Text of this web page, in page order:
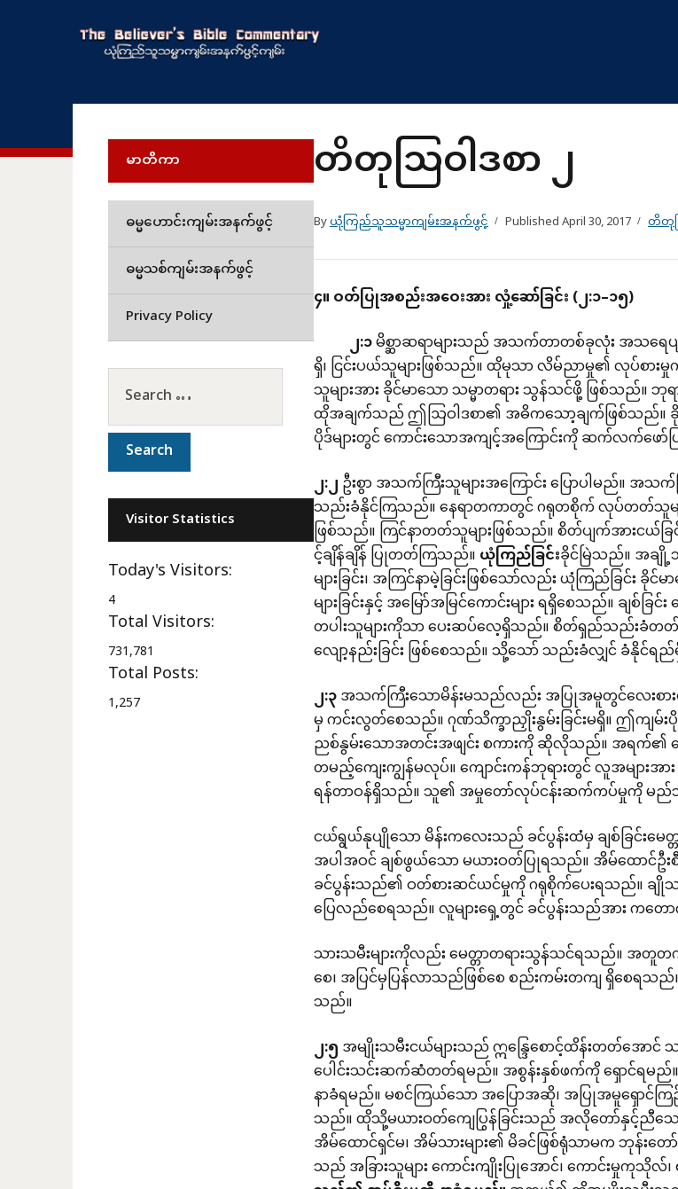
တိတုသြဝါဒစာ ၂
Byယုံကြည်သူသမ္မာကျမ်းအနက်ဖွင့် PublishedApril 30, 2017 တိတုသ
၄။ဝတ်ပြုအစည်းအဝေးအားလှုံ့ဆော်ခြင်း(၂:၁–၁၅)
၂:၁မိစ္ဆာဆရာများသည် အသက်တာတစ်ခုလုံး အသရေပ
ရှိ၊ ငြင်းပယ်သူများဖြစ်သည်။ ထိုမုသာ လိမ်ညာမှု၏ လုပ်စ
သူများအား ခိုင်မာသော သမ္မာတရား သွန်သင်ဖို့ ဖြစ်သည်
ထိုအချက်သည် ဤဩဝါဒစာ၏ အဓိကသော့ချက်ဖြစ်သည်။ ခို
ပိုဒ်များတွင် ကောင်းသောအကျင့်အကြောင်းကို ဆက်လက်ဖော်ပ
၂:၂ဦးစွာ အသက်ကြီးသူများအကြောင်း ပြောပါမည်။
သည်းခံနိုင်ကြသည်။ နေရာတကာတွင် ဂရုတစိုက် လုပ်တတ်သူမျာ
ဖြစ်သည်။ ကြင်နာတတ်သူများဖြစ်သည်။ စိတ်ပျက်အားငယ်
င့်ချိန်ချိန် ပြုတတ်ကြသည်။ယုံကြည်ခြင်းခိုင်မြဲသည်။ အချို့
များခြင်း၊ အကြင်နာမဲ့ခြင်းဖြစ်သော်လည်း ယုံကြည်ခြင်း ခိုင်
များခြင်းနှင့် အမြော်အမြင်ကောင်းများ ရရှိစေသည်။ ချ
တပါးသူများကိုသာ ပေးဆပ်လေ့ရှိသည်။ စိတ်ရှည်သည်းခံတ
လျော့နည်းခြင်း ဖြစ်စေသည်။ သို့သော် သည်းခံလျှင် ခံနိုင်ရ
၂:၃အသက်ကြီးသောမိန်းမသည်လည်း အပြုအမူတွင်လေးစာ
မှ ကင်းလွတ်စေသည်။ ဂုဏ်သိက္ခာညှိုးနွမ်းခြင်းမရှိ။ ဤကျမ်းပို
ညစ်နွမ်းသောအတင်းအဖျင်း စကားကို ဆိုလိုသည်။ အရက်၏ က
တမည့်ကျေးကျွန်မလုပ်။ ကျောင်းကန်ဘုရားတွင် လူအမျာ
ရန်တာဝန်ရှိသည်။ သူ၏ အမှုတော်လုပ်ငန်းဆက်ကပ်မှုကို မည်
ငယ်ရွယ်နုပျိုသော မိန်းကလေးသည် ခင်ပွန်းထံမှ ချစ်ခြင်းမ
အပါအဝင် ချစ်ဖွယ်သော မယားဝတ်ပြုရသည်။ အိမ်ထောင်ဦး
ခင်ပွန်းသည်၏ ဝတ်စားဆင်ယင်မှုကို ဂရုစိုက်ပေးရသည်။
ပြေလည်စေရသည်။ လူများရှေ့တွင် ခင်ပွန်းသည်အား ကတော
သားသမီးများကိုလည်း မေတ္တာတရားသွန်သင်ရသည်။ အတူတကွ
စေ၊ အပြင်မှပြန်လာသည်ဖြစ်စေ စည်းကမ်းတကျ ရှိစေရသ
သည်။
၂:၅အမျိုးသမီးငယ်များသည် ဣန္ဒြေစောင့်ထိန်းတတ်အ
ပေါင်းသင်းဆက်ဆံတတ်ရမည်။ အစွန်းနှစ်ဖက်ကို ရှောင်ရမ
နာခံရမည်။ မစင်ကြယ်သော အပြောအဆို၊ အပြုအမူရှောင်က
သည်။ ထိုသို့မယားဝတ်ကျေပြွန်ခြင်းသည် အလိုတော်နှင့်ညီသ
အိမ်ထောင်ရှင်မ၊ အိမ်သားများ၏ မိခင်ဖြစ်ရုံသာမက ဘုန်းတ
သည် အခြားသူများ ကောင်းကျိုးပြုအောင်၊ ကောင်းမှုကု
မာတိကာ
ဓမ္မဟောင်းကျမ်းအနက်ဖွင့်
ဓမ္မသစ်ကျမ်းအနက်ဖွင့်
Privacy Policy
Visitor Statistics
Today's Visitors:
4
Total Visitors:
731,781
Total Posts:
1,257